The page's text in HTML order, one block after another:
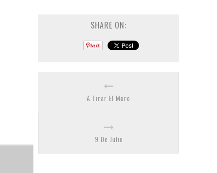
SHARE ON:
A Tirar El Muro
9 De Julio